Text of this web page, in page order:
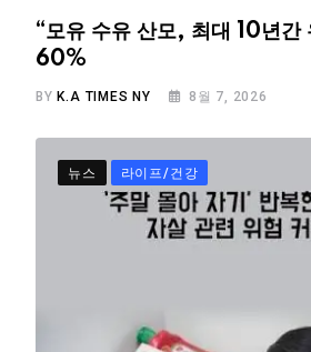
“모유 수유 산모, 최대 10년간
60%
BY K.A TIMES NY 8월 7, 2026
뉴스 라이프/건강